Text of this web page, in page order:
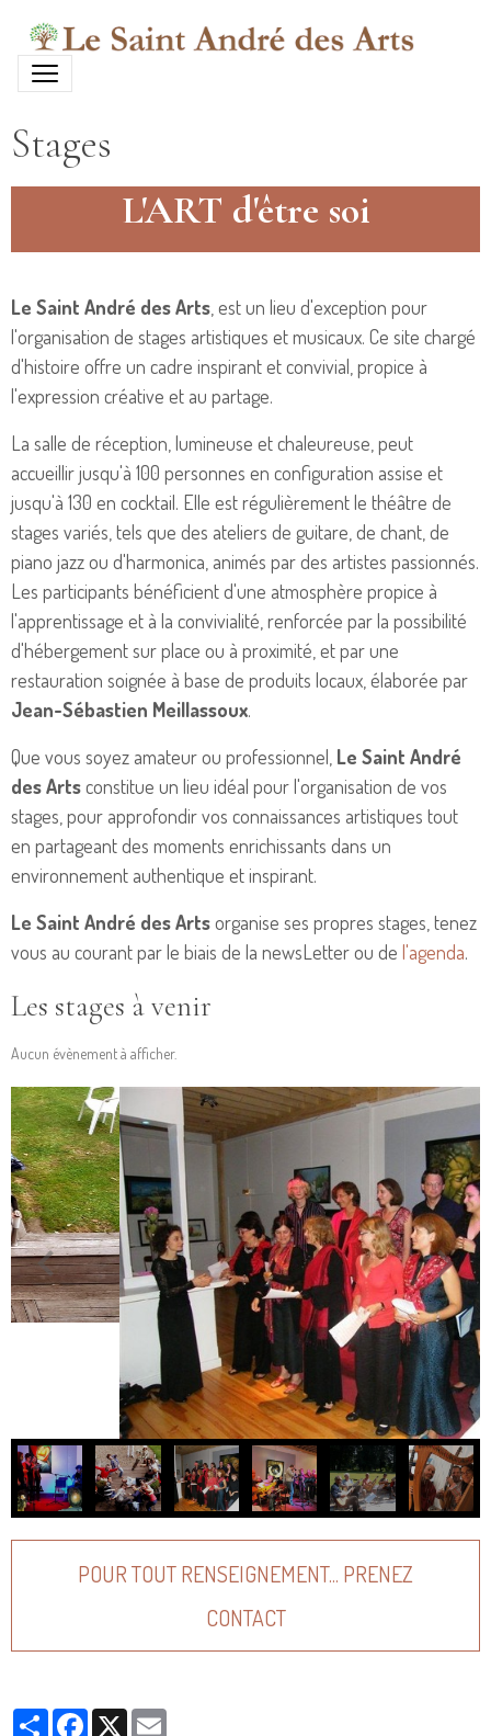
Stages
L'ART d'être soi
Le Saint André des Arts , est un lieu d'exception pour
l'organisation de stages artistiques et musicaux. Ce site chargé
d'histoire offre un cadre inspirant et convivial, propice à
l'expression créative et au partage.
La salle de réception, lumineuse et chaleureuse, peut
accueillir jusqu'à 100 personnes en configuration assise et
jusqu'à 130 en cocktail. Elle est régulièrement le théâtre de
stages variés, tels que des ateliers de guitare, de chant, de
piano jazz ou d'harmonica, animés par des artistes passionnés.
Les participants bénéficient d'une atmosphère propice à
l'apprentissage et à la convivialité, renforcée par la possibilité
d'hébergement sur place ou à proximité, et par une
restauration soignée à base de produits locaux, élaborée par
Jean-Sébastien Meillassoux.
Que vous soyez amateur ou professionnel, Le Saint André
des Artsconstitue un lieu idéal pour l'organisation de vos
stages, pour approfondir vos connaissances artistiques tout
en partageant des moments enrichissants dans un
environnement authentique et inspirant.
Le Saint André des Artsorganise ses propres stages, tenez
vous au courant par le biais de la newsLetter ou de l'agenda.
Les stages à venir
Aucun évènement à afficher.
POUR TOUT RENSEIGNEMENT... PRENEZ
CONTACT
PartagerFacebook
X